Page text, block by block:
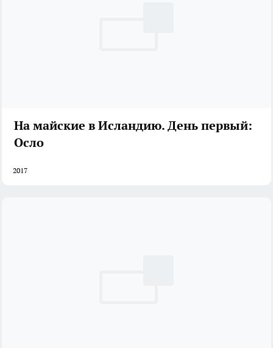
На майские в Исландию. День первый:
Осло
2017